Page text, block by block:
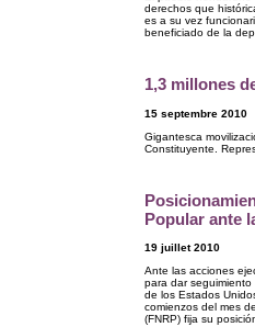
derechos que
es a su vez
beneficiado de la
1,3 millones
15 septembre 2010
Gigantesca
Constituyente.
Popular ante
19 juillet 2010
Ante las acciones
para dar
de los Estados
comienzos del mes
(FNRP) fija su